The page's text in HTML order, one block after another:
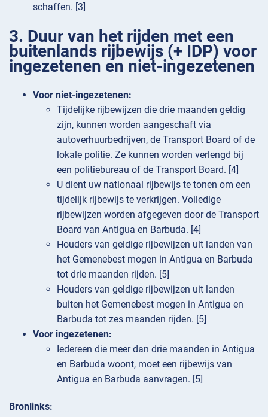
schaffen. [3]
3. Duur van het rijden met een
buitenlands rijbewijs (+ IDP) voor
ingezetenen en niet-ingezetenen
Voor niet-ingezetenen:
Tijdelijke rijbewijzen die drie maanden geldig
zijn, kunnen worden aangeschaft via
autoverhuurbedrijven, de Transport Board of de
lokale politie. Ze kunnen worden verlengd bij
een politiebureau of de Transport Board. [4]
U dient uw nationaal rijbewijs te tonen om een
tijdelijk rijbewijs te verkrijgen. Volledige
rijbewijzen worden afgegeven door de Transport
Board van Antigua en Barbuda. [4]
Houders van geldige rijbewijzen uit landen van
het Gemenebest mogen in Antigua en Barbuda
tot drie maanden rijden. [5]
Houders van geldige rijbewijzen uit landen
buiten het Gemenebest mogen in Antigua en
Barbuda tot zes maanden rijden. [5]
Voor ingezetenen:
Iedereen die meer dan drie maanden in Antigua
en Barbuda woont, moet een rijbewijs van
Antigua en Barbuda aanvragen. [5]
Bronlinks: